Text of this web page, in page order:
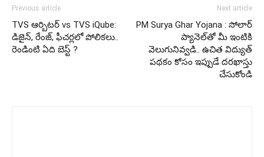
Previous article
TVS ఆర్బిటర్ vs TVS iQube:
డిజైన్, రేంజ్, ఫీచర్లలో పోలికలు..
రెండింటి ఏది బెస్ట్ ?
Next article
PM Surya Ghar Yojana : సోలార్
ప్యానెల్​తో మీ ఇంటికి
వెలుగునివ్వడి.. ఉచిత విద్యుత్
పథకం కోసం ఇప్పుడే దరఖాస్తు
చేసుకోండి